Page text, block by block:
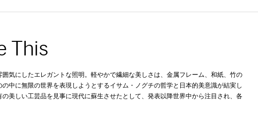
This
気にしたエレガントな照明。軽やかで繊細な美しさは、金属フレーム、和紙、竹の
中に無限の世界を表現しようとするイサム・ノグチの哲学と日本的美意識が結実し
美しい工芸品を見事に現代に蘇生させたとして、発表以降世界中から注目され、各